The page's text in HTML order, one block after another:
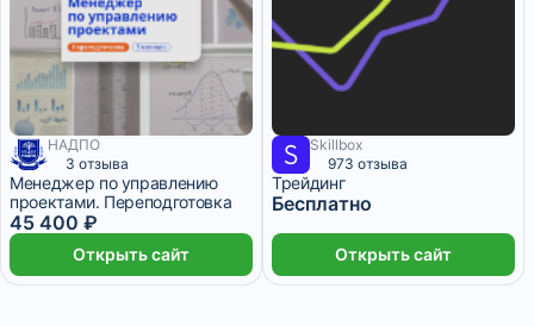
НАДПО
3 отзыва
Менеджер по управлению
проектами. Переподготовка
45 400 ₽
Открыть сайт
3 месяца
Skillbox
973 отзыва
Трейдинг
Бесплатно
Открыть сайт